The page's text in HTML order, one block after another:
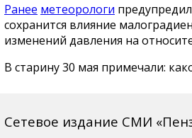
Ранее метеорологи
сохранится влияние
изменений давления на
В старину 30 мая примечали:
Сетевое издание СМИ